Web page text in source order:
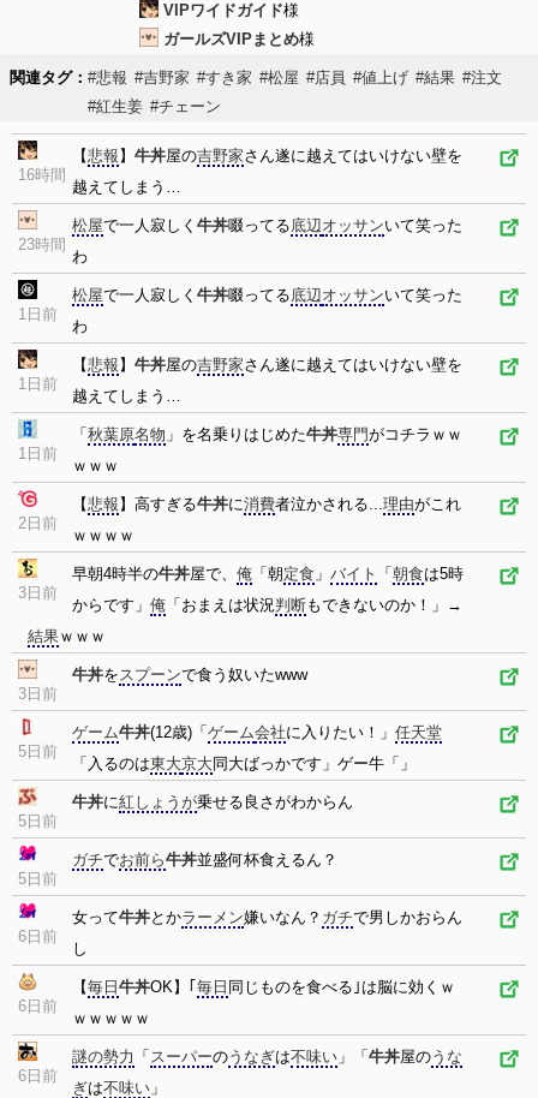
VIPワイドガイド様
ガールズVIPまとめ様
関連タグ： #悲報 #吉野家 #すき家 #松屋 #店員 #値上げ #結果 #注文
#紅生姜 #チェーン
16時間
【悲報 】 牛丼屋の吉野家さん遂に越えてはいけない壁を
越えてしまう…
23時間
松屋で一人寂しく 牛丼啜ってる底辺オッサンいて笑った
わ
1日前
松屋で一人寂しく 牛丼啜ってる底辺オッサンいて笑った
わ
1日前
【悲報 】 牛丼屋の吉野家さん遂に越えてはいけない壁を
越えてしまう…
1日前
「 秋葉原名物 」を名乗りはじめた牛丼専門がコチラｗｗ
ｗｗｗ
2日前
【悲報 】高すぎる牛丼に消費者泣かされる...理由がこれ
ｗｗｗｗ
3日前
早朝4時半の牛丼屋で、 俺 「朝定食 」 バイト 「 朝食は5時
からです」 俺 「おまえは状況判断もできないのか！」→
結果ｗｗｗ
3日前
牛丼をスプーンで食う奴いたwww
5日前
ゲーム牛丼(12歳)「 ゲーム会社に入りたい！」 任天堂
「入るのは東大京大同大ばっかです」ゲー牛「」
5日前
牛丼に紅しょうが乗せる良さがわからん
5日前
ガチでお前ら牛丼並盛何杯食えるん？
6日前
女って牛丼とかラーメン嫌いなん？ ガチで男しかおらん
し
6日前
【毎日 牛丼OK】｢ 毎日 同じものを食べる｣は脳に効くｗ
ｗｗｗｗｗ
6日前
謎の勢力 「 スーパーのうなぎは不味い 」「 牛丼屋のうな
ぎは不味い 」